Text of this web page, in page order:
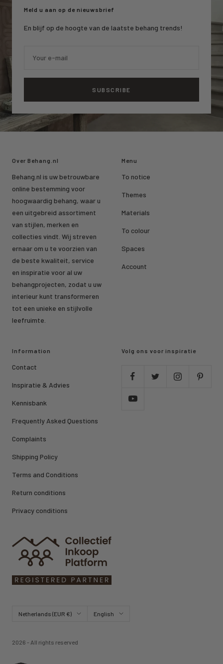
Meld u aan op de nieuwsbrief
En blijf op de hoogte van de laatste behang trends!
Your e-mail
SUBSCRIBE
Over Behang.nl
Behang.nl is uw betrouwbare
online bestemming voor
hoogwaardig behang, waar u
een uitgebreid assortiment
van stijlen, merken en
collecties vindt. Wij streven
ernaar om u te voorzien van
de beste kwaliteit, service
en inspiratie voor al uw
behangprojecten, zodat u uw
interieur kunt transformeren
tot een unieke en stijlvolle
leefruimte.
Menu
To notice
Themes
Materials
To colour
Spaces
Account
Information
Contact
Inspiratie & Advies
Kennisbank
Frequently Asked Questions
Complaints
Shipping Policy
Terms and Conditions
Return conditions
Privacy conditions
Volg ons voor inspiratie
Country/region Netherlands (EUR €) Language
English
2026 - All rights reserved